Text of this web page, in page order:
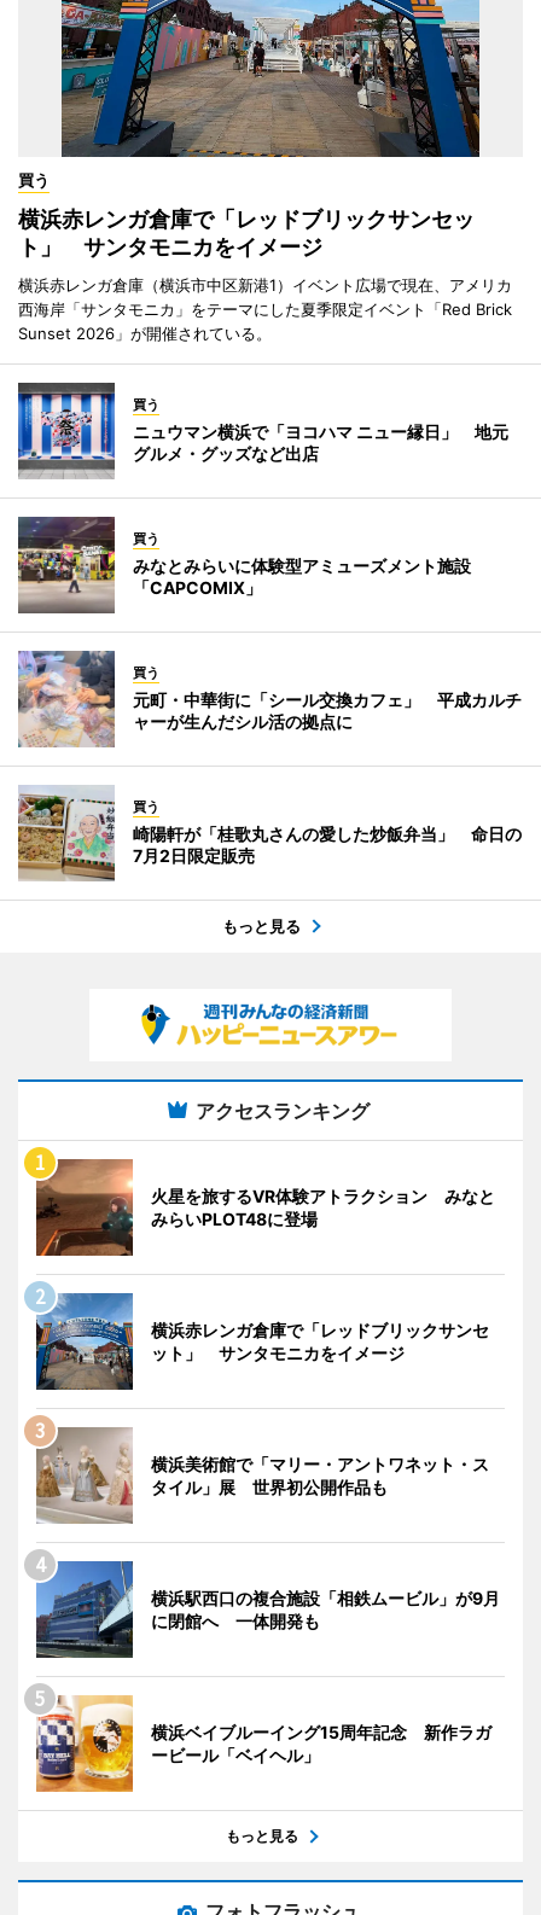
買う
横浜赤レンガ倉庫で「レッドブリックサンセッ
ト」 サンタモニカをイメージ
横浜赤レンガ倉庫（横浜市中区新港1）イベント広場で現在、アメリカ
西海岸「サンタモニカ」をテーマにした夏季限定イベント「Red Brick
Sunset 2026」が開催されている。
買う
ニュウマン横浜で「ヨコハマ ニュー縁日」 地元
グルメ・グッズなど出店
買う
みなとみらいに体験型アミューズメント施設
「CAPCOMIX」
買う
元町・中華街に「シール交換カフェ」 平成カルチ
ャーが生んだシル活の拠点に
買う
崎陽軒が「桂歌丸さんの愛した炒飯弁当」 命日の
7月2日限定販売
もっと見る
アクセスランキング
火星を旅するVR体験アトラクション みなと
みらいPLOT48に登場
横浜赤レンガ倉庫で「レッドブリックサンセ
ット」 サンタモニカをイメージ
横浜美術館で「マリー・アントワネット・ス
タイル」展 世界初公開作品も
横浜駅西口の複合施設「相鉄ムービル」が9月
に閉館へ 一体開発も
横浜ベイブルーイング15周年記念 新作ラガ
ービール「ベイヘル」
もっと見る